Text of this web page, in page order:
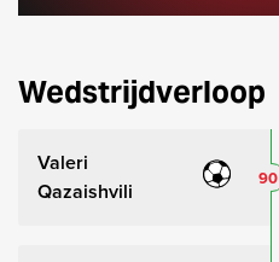
Wedstrijdverloop
Valeri
Qazaishvili
90